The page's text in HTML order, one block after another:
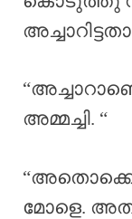
അമ്മച്ചി. “
“അതൊക്കെ
മോളെ.